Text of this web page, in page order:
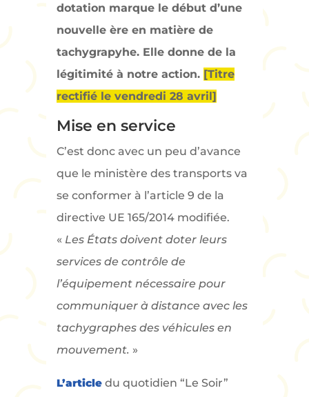
dotation marque le début d’une
nouvelle ère en matière de
tachygrapyhe. Elle donne de la
légitimité à notre action. [Titre
rectifié le vendredi 28 avril]
Mise en service
C’est donc avec un peu d’avance
que le ministère des transports va
se conformer à l’article 9 de la
directive UE 165/2014 modifiée.
« Les États doivent doter leurs
services de contrôle de
l’équipement nécessaire pour
communiquer à distance avec les
tachygraphes des véhicules en
mouvement. »
L’article du quotidien “Le Soir”